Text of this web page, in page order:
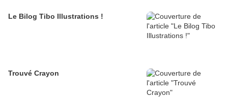
Le Bilog Tibo Illustrations !
Trouvé Crayon